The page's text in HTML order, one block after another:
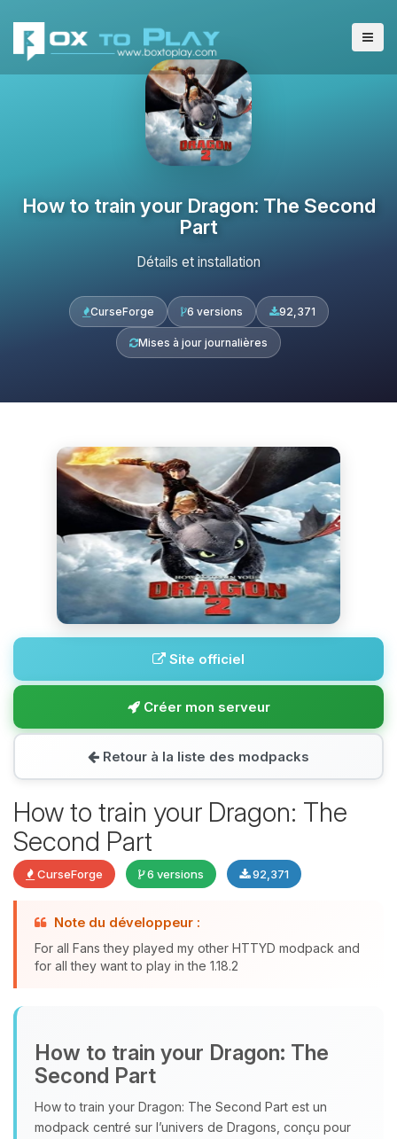
How to train your Dragon: The Second
Part
Détails et installation
CurseForge 6 versions 92,371
Mises à jour journalières
Site officiel
Créer mon serveur
Retour à la liste des modpacks
How to train your Dragon: The
Second Part
CurseForge 6 versions 92,371
Note du développeur :
For all Fans they played my other HTTYD modpack and
for all they want to play in the 1.18.2
How to train your Dragon: The
Second Part
How to train your Dragon: The Second Part est un
modpack centré sur l’univers de Dragons, conçu pour
parler ! Moi c’est Choupy, ton petit
assistant BoxToPlay. Dis-moi ce dont
07/08/2026 à 04:43